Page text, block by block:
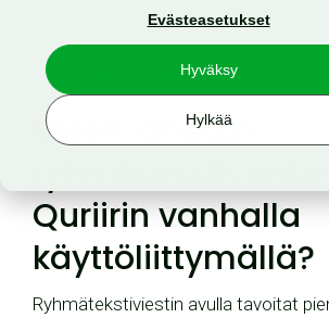
Evästeasetukset
Hyväksy
Hylkää
< Takaisin tukisivulle
Miten lähetän
Quriirin vanhalla
käyttöliittymällä?
Ryhmätekstiviestin avulla tavoitat